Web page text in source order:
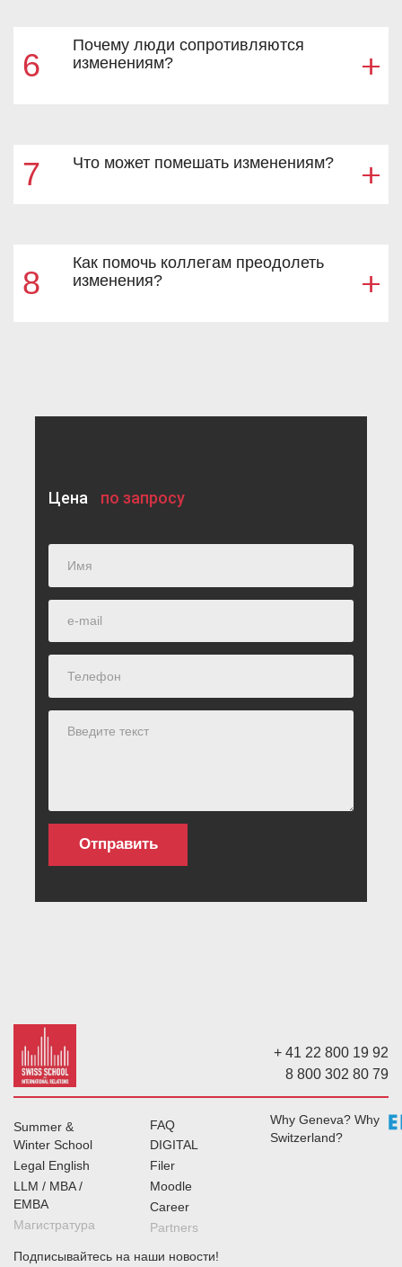
6
Почему люди сопротивляются
изменениям?
7 Что может помешать изменениям?
8
Как помочь коллегам преодолеть
изменения?
Цена по запросу
FAQ
DIGITAL
Filer
Moodle
Career
Partners
Summer &
Winter School
Legal English
LLM / MBA /
EMBA
Магистратура
Why Geneva? Why
Switzerland?
+ 41 22 800 19 92
8 800 302 80 79
Подписывайтесь на наши новости!